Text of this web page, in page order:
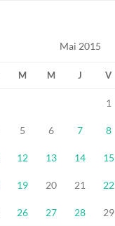
Mai 2015
M M J V
1
5 6 7 8
12 13 14 15
19 20 21 22
26 27 28 29